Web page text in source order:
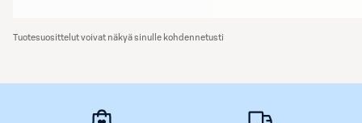
Tuotesuosittelut voivat näkyä sinulle kohdennetusti